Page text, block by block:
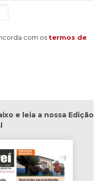
com os termos de
e leia a nossa Edição